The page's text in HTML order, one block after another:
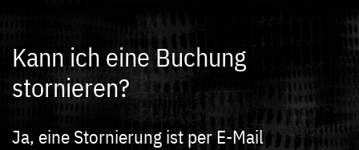
Kann ich eine Buchung
stornieren?
Ja, eine Stornierung ist per E-Mail